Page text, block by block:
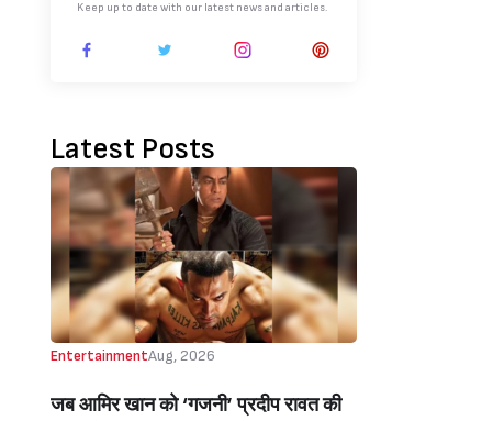
Keep up to date with our latest news and articles.
Latest Posts
EntertainmentAug, 2026
जब आमिर खान को ‘गजनी’ प्रदीप रावत की